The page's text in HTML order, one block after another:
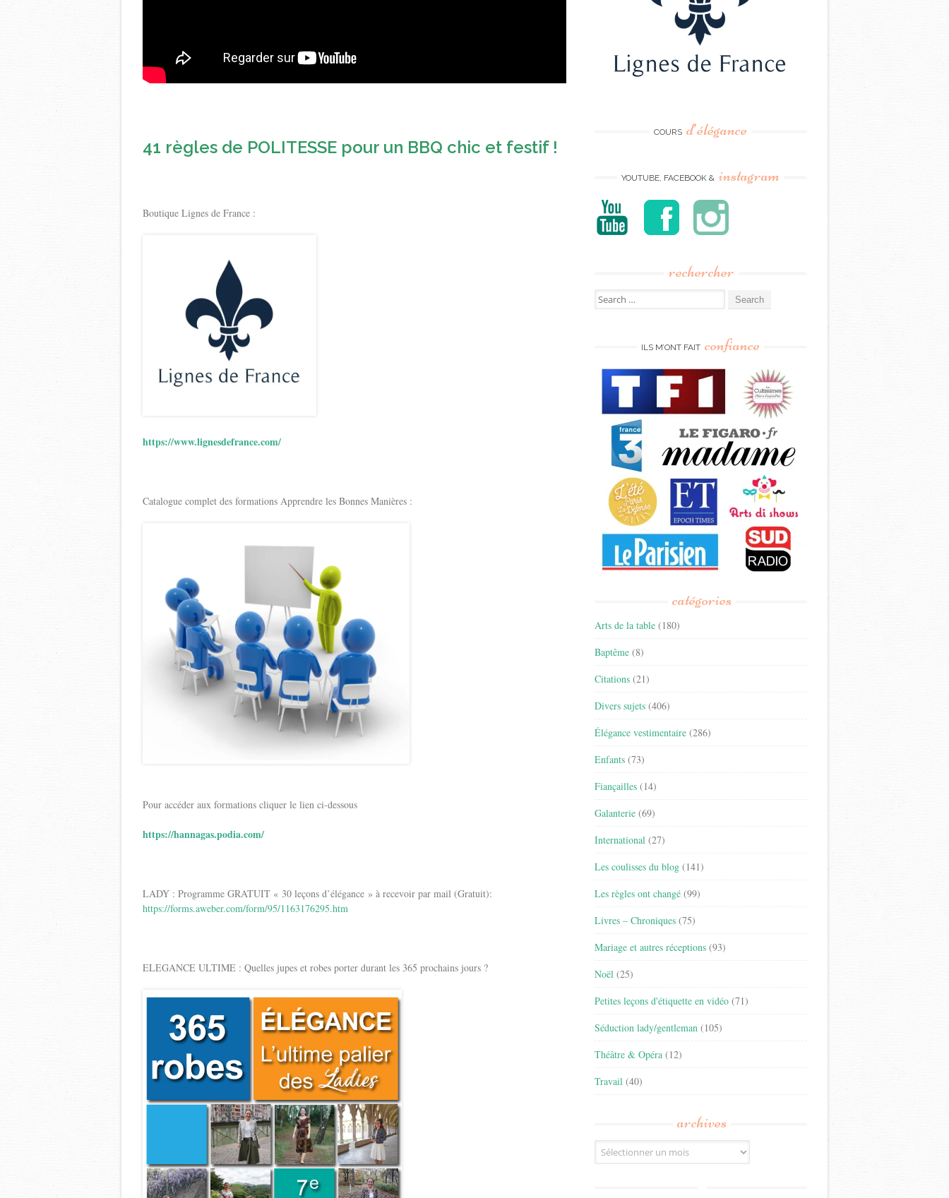
41 règles de POLITESSE pour un BBQ chic et festif !
Boutique Lignes de France :
https://www.lignesdefrance.com/
Catalogue complet des formations Apprendre les Bonnes Manières :
Pour accéder aux formations cliquer le lien ci-dessous
https://hannagas.podia.com/
LADY : Programme GRATUIT « 30 leçons d’élégance » à recevoir par mail (Gratuit):
https://forms.aweber.com/form/95/1163176295.htm
ELEGANCE ULTIME : Quelles jupes et robes porter durant les 365 prochains jours ?
COURS d’élégance
YOUTUBE, FACEBOOK & instagram
rechercher
Search
for:
ILS M’ONT FAIT confiance
catégories
Arts de la table (180)
Baptême (8)
Citations (21)
Divers sujets (406)
Élégance vestimentaire (286)
Enfants (73)
Fiançailles (14)
Galanterie (69)
International (27)
Les coulisses du blog (141)
Les règles ont changé (99)
Livres – Chroniques (75)
Mariage et autres réceptions (93)
Noël (25)
Petites leçons d'étiquette en vidéo (71)
Séduction lady/gentleman (105)
Théâtre & Opéra (12)
Travail (40)
archives
Archives